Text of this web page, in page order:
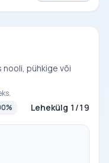
pühkige või
Lehekülg 1/19